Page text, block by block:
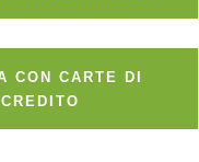
CREDITO